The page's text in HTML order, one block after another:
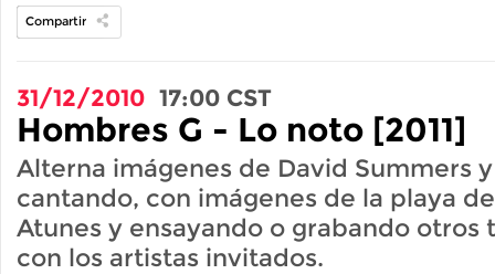
Compartir
31/12/2010 17:00 CST
Hombres G - Lo noto [2011]
Alterna imágenes de David Summers
cantando, con imágenes de la playa
Atunes y ensayando o grabando otros
con los artistas invitados.